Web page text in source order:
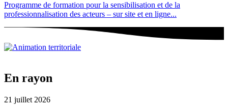
Programme de formation pour la sensibilisation et de la
professionnalisation des acteurs – sur site et en ligne...
En rayon
21 juillet 2026